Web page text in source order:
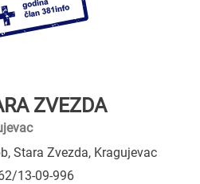
ZVEZDA
Stara Zvezda, Kragujevac
13-09-996